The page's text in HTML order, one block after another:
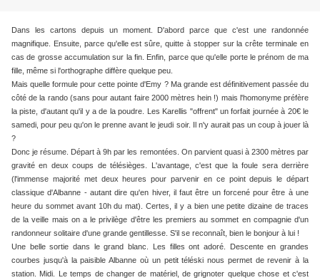
Dans les cartons depuis un moment. D'abord parce que c'est une randonnée
magnifique. Ensuite, parce qu'elle est sûre, quitte à stopper sur la crête terminale en
cas de grosse accumulation sur la fin. Enfin, parce que qu'elle porte le prénom de ma
fille, même si l'orthographe diffère quelque peu.
Mais quelle formule pour cette pointe d'Emy ? Ma grande est définitivement passée du
côté de la rando (sans pour autant faire 2000 mètres hein !) mais l'homonyme préfère
la piste, d'autant qu'il y a de la poudre. Les Karellis "offrent" un forfait journée à 20€ le
samedi, pour peu qu'on le prenne avant le jeudi soir. Il n'y aurait pas un coup à jouer là
?
Donc je résume. Départ à 9h par les remontées. On parvient quasi à 2300 mètres par
gravité en deux coups de télésièges. L'avantage, c'est que la foule sera derrière
(l'immense majorité met deux heures pour parvenir en ce point depuis le départ
classique d'Albanne - autant dire qu'en hiver, il faut être un forcené pour être à une
heure du sommet avant 10h du mat). Certes, il y a bien une petite dizaine de traces
de la veille mais on a le privilège d'être les premiers au sommet en compagnie d'un
randonneur solitaire d'une grande gentillesse. S'il se reconnaît, bien le bonjour à lui !
Une belle sortie dans le grand blanc. Les filles ont adoré. Descente en grandes
courbes jusqu'à la paisible Albanne où un petit téléski nous permet de revenir à la
station. Midi. Le temps de changer de matériel, de grignoter quelque chose et c'est